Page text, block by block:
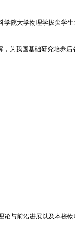
院大学物理学拔尖学
为我国基础研究培养后
与前沿进展以及本校